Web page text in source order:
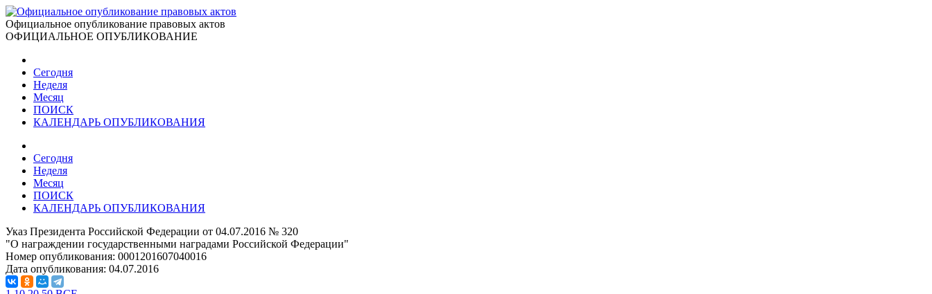
Официальное опубликование правовых актов
ОФИЦИАЛЬНОЕ ОПУБЛИКОВАНИЕ
Сегодня
Неделя
Месяц
ПОИСК
КАЛЕНДАРЬ ОПУБЛИКОВАНИЯ
Сегодня
Неделя
Месяц
ПОИСК
КАЛЕНДАРЬ ОПУБЛИКОВАНИЯ
Указ Президента Российской Федерации от 04.07.2016 № 320
"О награждении государственными наградами Российской Федерации"
Номер опубликования: 0001201607040016
Дата опубликования: 04.07.2016